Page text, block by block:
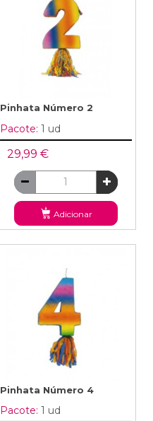
Pinhata Número 2
Pacote: 1 ud
29,99 €
Adicionar
Pinhata Número 4
Pacote: 1 ud